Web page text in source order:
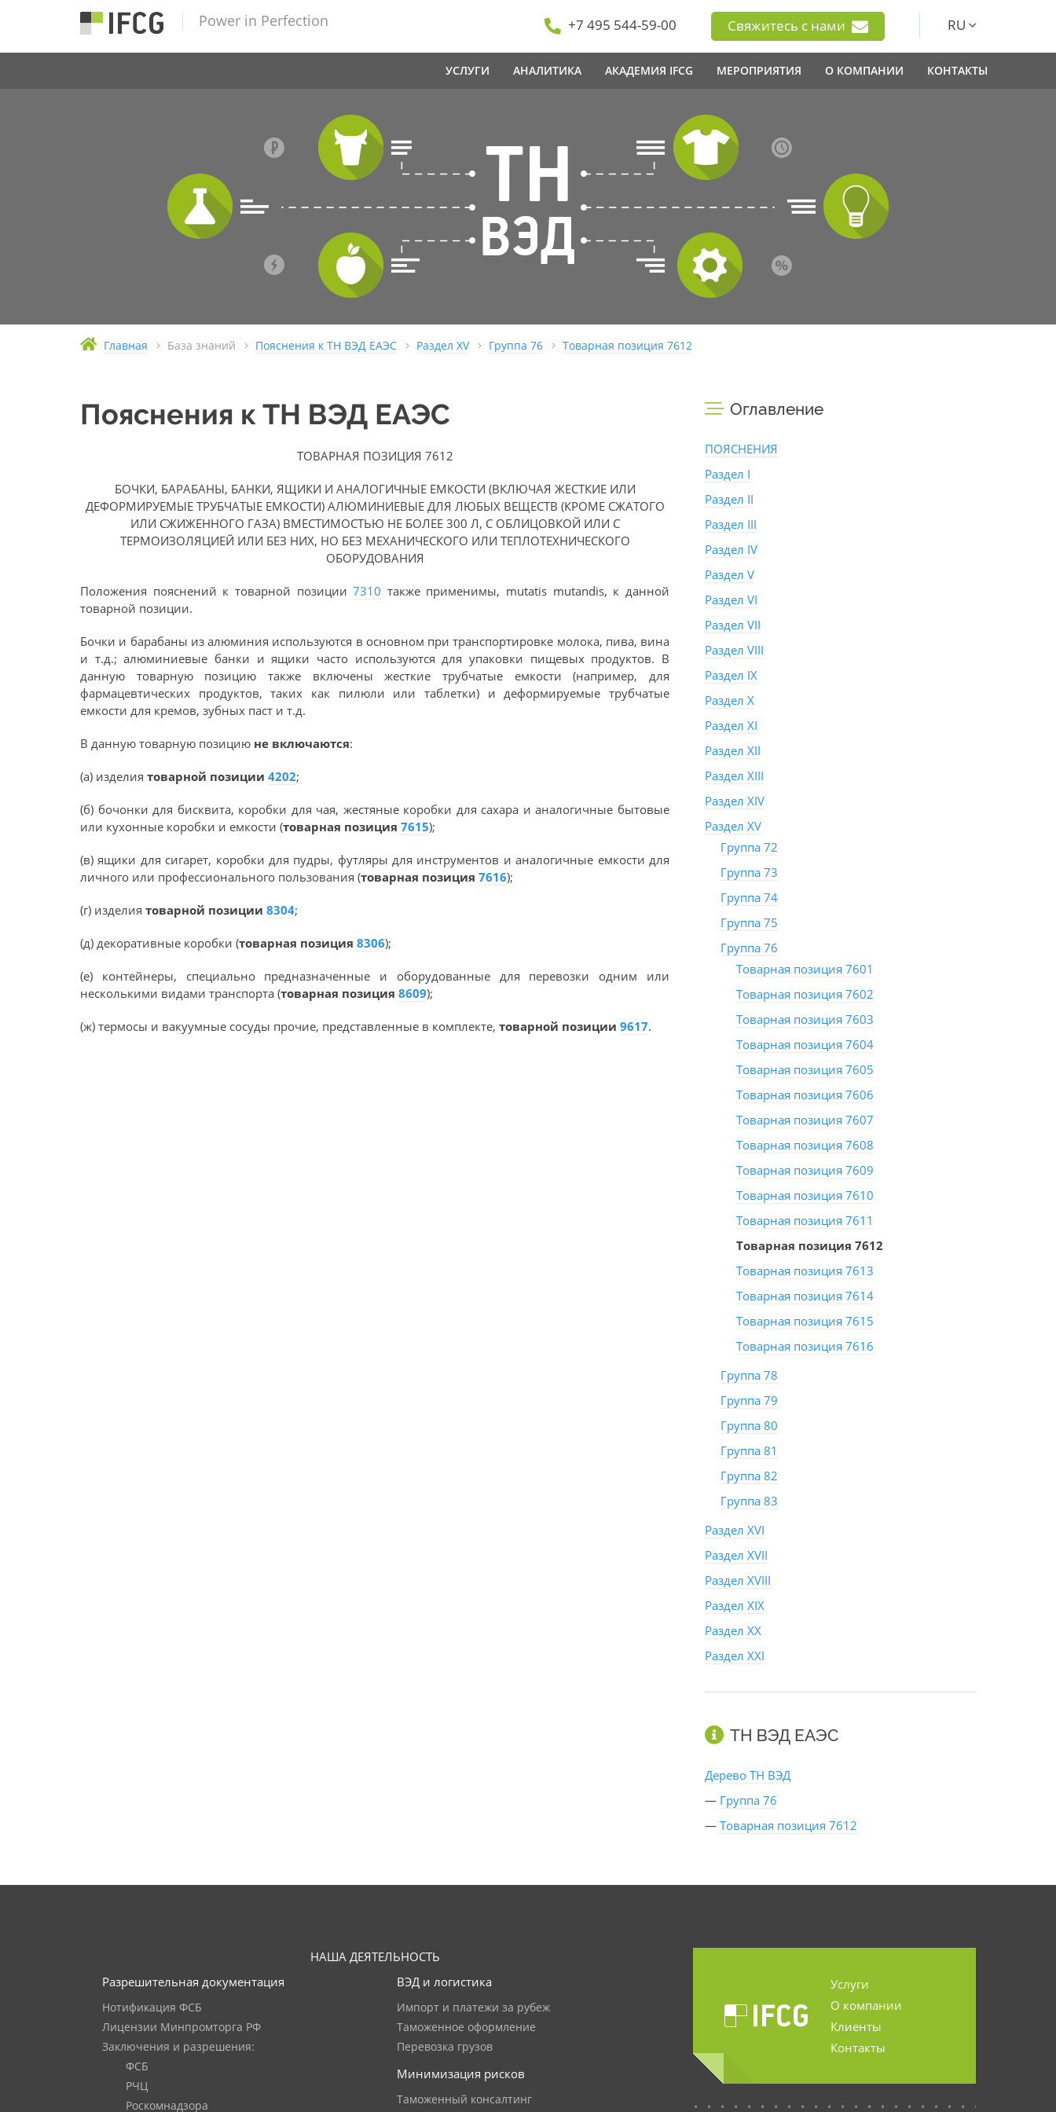
Power in Perfection +7 495 544-59-00 Свяжитесь с нами RU
УСЛУГИ АНАЛИТИКА АКАДЕМИЯ IFCG МЕРОПРИЯТИЯ О КОМПАНИИ КОНТАКТЫ
Главная База знаний Пояснения к ТН ВЭД ЕАЭС Раздел XV Группа 76 Товарная позиция 7612
Пояснения к ТН ВЭД ЕАЭС
ТОВАРНАЯ ПОЗИЦИЯ 7612
БОЧКИ, БАРАБАНЫ, БАНКИ, ЯЩИКИ И АНАЛОГИЧНЫЕ ЕМКОСТИ (ВКЛЮЧАЯ ЖЕСТКИЕ ИЛИ
ДЕФОРМИРУЕМЫЕ ТРУБЧАТЫЕ ЕМКОСТИ) АЛЮМИНИЕВЫЕ ДЛЯ ЛЮБЫХ ВЕЩЕСТВ (КРОМЕ СЖАТОГО
ИЛИ СЖИЖЕННОГО ГАЗА) ВМЕСТИМОСТЬЮ НЕ БОЛЕЕ 300 Л, С ОБЛИЦОВКОЙ ИЛИ С
ТЕРМОИЗОЛЯЦИЕЙ ИЛИ БЕЗ НИХ, НО БЕЗ МЕХАНИЧЕСКОГО ИЛИ ТЕПЛОТЕХНИЧЕСКОГО
ОБОРУДОВАНИЯ
Положения пояснений к товарной позиции7310 также применимы, mutatis mutandis, к данной
товарной позиции.
Бочки и барабаны из алюминия используются в основном при транспортировке молока, пива, вина
и т.д.; алюминиевые банки и ящики часто используются для упаковки пищевых продуктов. В
данную товарную позицию также включены жесткие трубчатые емкости (например, для
фармацевтических продуктов, таких как пилюли или таблетки) и деформируемые трубчатые
емкости для кремов, зубных паст и т.д.
В данную товарную позицию не включаются:
(а) изделия товарной позиции 4202;
(б) бочонки для бисквита, коробки для чая, жестяные коробки для сахара и аналогичные бытовые
или кухонные коробки и емкости (товарная позиция 7615);
(в) ящики для сигарет, коробки для пудры, футляры для инструментов и аналогичные емкости для
личного или профессионального пользования (товарная позиция 7616);
(г) изделия товарной позиции 8304;
(д) декоративные коробки (товарная позиция 8306);
(е) контейнеры, специально предназначенные и оборудованные для перевозки одним или
несколькими видами транспорта (товарная позиция 8609);
(ж) термосы и вакуумные сосуды прочие, представленные в комплекте, товарной позиции 9617.
Оглавление
ПОЯСНЕНИЯ
Раздел I
Раздел II
Раздел III
Раздел IV
Раздел V
Раздел VI
Раздел VII
Раздел VIII
Раздел IX
Раздел X
Раздел XI
Раздел XII
Раздел XIII
Раздел XIV
Раздел XV
Группа 72
Группа 73
Группа 74
Группа 75
Группа 76
Товарная позиция 7601
Товарная позиция 7602
Товарная позиция 7603
Товарная позиция 7604
Товарная позиция 7605
Товарная позиция 7606
Товарная позиция 7607
Товарная позиция 7608
Товарная позиция 7609
Товарная позиция 7610
Товарная позиция 7611
Товарная позиция 7612
Товарная позиция 7613
Товарная позиция 7614
Товарная позиция 7615
Товарная позиция 7616
Группа 78
Группа 79
Группа 80
Группа 81
Группа 82
Группа 83
Раздел XVI
Раздел XVII
Раздел XVIII
Раздел XIX
Раздел XX
Раздел XXI
ТН ВЭД ЕАЭС
Дерево ТН ВЭД
— Группа 76
— Товарная позиция 7612
НАША ДЕЯТЕЛЬНОСТЬ
Разрешительная документация
Нотификация ФСБ
Лицензии Минпромторга РФ
Заключения и разрешения:
ФСБ
РЧЦ
Роскомнадзора
ВЭД и логистика
Импорт и платежи за рубеж
Таможенное оформление
Перевозка грузов
Минимизация рисков
Таможенный консалтинг
Услуги
О компании
Клиенты
Контакты